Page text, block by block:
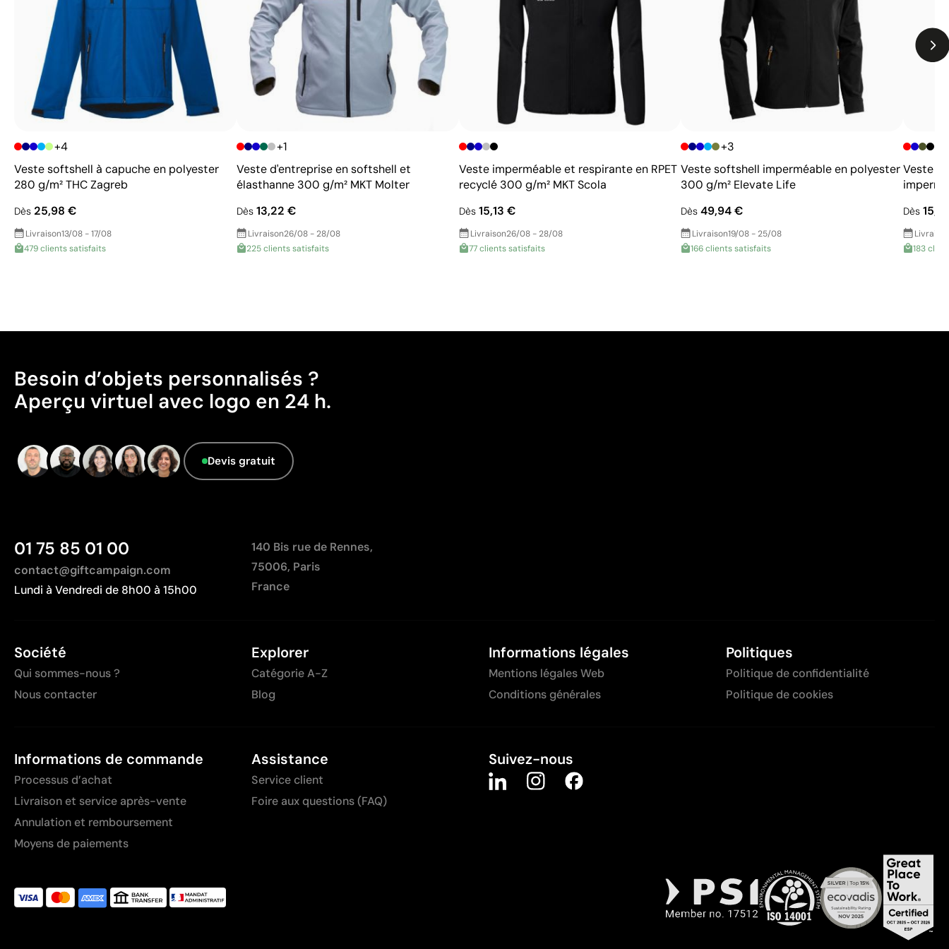
+4
Veste softshell à capuche en polyester
280 g/m² THC Zagreb
Dès 25,98 €
Livraison13/08 - 17/08
479 clients satisfaits
+1
Veste d'entreprise en softshell et
élasthanne 300 g/m² MKT Molter
Dès13,22 €
Livraison26/08 - 28/08
225 clients satisfaits
Veste imperméable et respirante en RPET
recyclé 300 g/m² MKT Scola
Dès15,13 €
Livraison26/08 - 28/08
77 clients satisfaits
+3
Veste softshell imperméable en polyester
300 g/m² Elevate Life
Dès 49,94 €
Livraison19/08 - 25/08
166 clients satisfaits
Veste
Dès
183
Besoin d’objets personnalisés ?
Aperçu virtuel avec logo en 24 h.
Devis gratuit
01 75 85 01 00
contact@giftcampaign.com
Lundi à Vendredi de 8h00 à 15h00
140 Bis rue de Rennes,
75006, Paris
France
Société
Qui sommes-nous ?
Nous contacter
Explorer
Catégorie A-Z
Blog
Informations légales
Mentions légales Web
Conditions générales
Politiques
Politique de confidentialité
Politique de cookies
Informations de commande
Processus d’achat
Livraison et service après-vente
Annulation et remboursement
Moyens de paiements
Assistance
Service client
Foire aux questions (FAQ)
Suivez-nous